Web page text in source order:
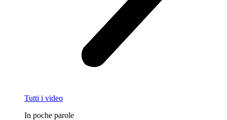
Tutti i video
In poche parole